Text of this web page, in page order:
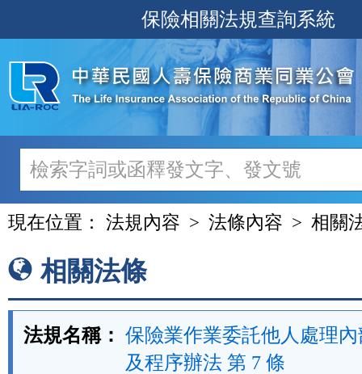
至
主
內
容
保險相關法規查詢系統
現在位置： 法規內容 法條內容 相關
相關法條
法規名稱： 保險業作業委託他人處理
及程序辦法 第 7 條